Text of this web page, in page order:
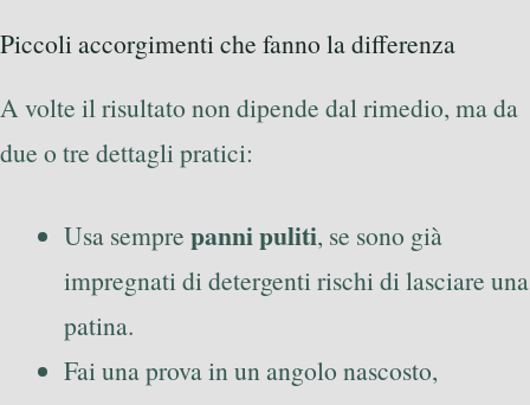
Piccoli accorgimenti che fanno la differenza
A volte il risultato non dipende dal rimedio, ma da
due o tre dettagli pratici:
Usa sempre panni puliti, se sono già
impregnati di detergenti rischi di lasciare una
patina.
Fai una prova in un angolo nascosto,